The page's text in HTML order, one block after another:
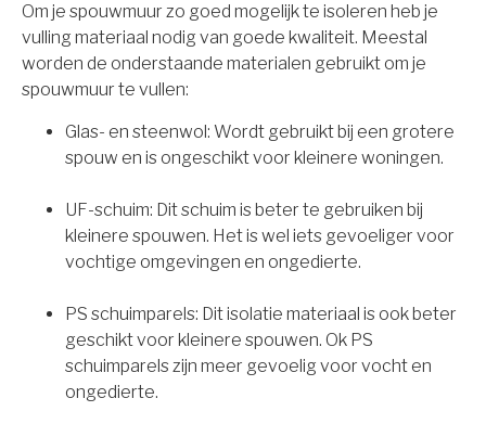
Om je spouwmuur zo goed mogelijk te isoleren heb je
vulling materiaal nodig van goede kwaliteit. Meestal
worden de onderstaande materialen gebruikt om je
spouwmuur te vullen:
Glas- en steenwol: Wordt gebruikt bij een grotere
spouw en is ongeschikt voor kleinere woningen.
UF-schuim: Dit schuim is beter te gebruiken bij
kleinere spouwen. Het is wel iets gevoeliger voor
vochtige omgevingen en ongedierte.
PS schuimparels: Dit isolatie materiaal is ook beter
geschikt voor kleinere spouwen. Ok PS
schuimparels zijn meer gevoelig voor vocht en
ongedierte.